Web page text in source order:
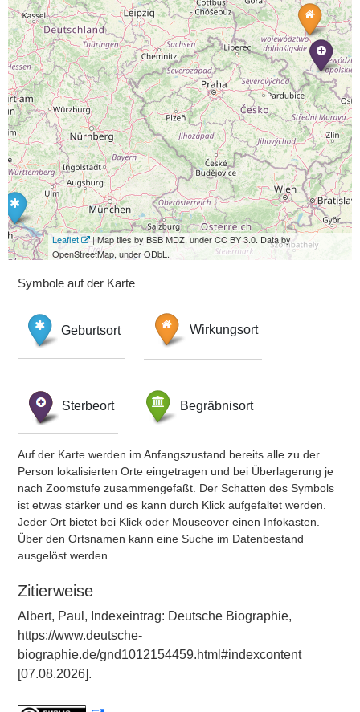
Leaflet
| Map tiles by BSB MDZ, under CC BY 3.0. Data by
OpenStreetMap, under ODbL.
Symbole auf der Karte
Geburtsort Wirkungsort
Sterbeort Begräbnisort
Auf der Karte werden im Anfangszustand bereits alle zu der
Person lokalisierten Orte eingetragen und bei Überlagerung je
nach Zoomstufe zusammengefaßt. Der Schatten des Symbols
ist etwas stärker und es kann durch Klick aufgefaltet werden.
Jeder Ort bietet bei Klick oder Mouseover einen Infokasten.
Über den Ortsnamen kann eine Suche im Datenbestand
ausgelöst werden.
Zitierweise
Albert, Paul, Indexeintrag: Deutsche Biographie,
https://www.deutsche-
biographie.de/gnd1012154459.html#indexcontent
[07.08.2026].